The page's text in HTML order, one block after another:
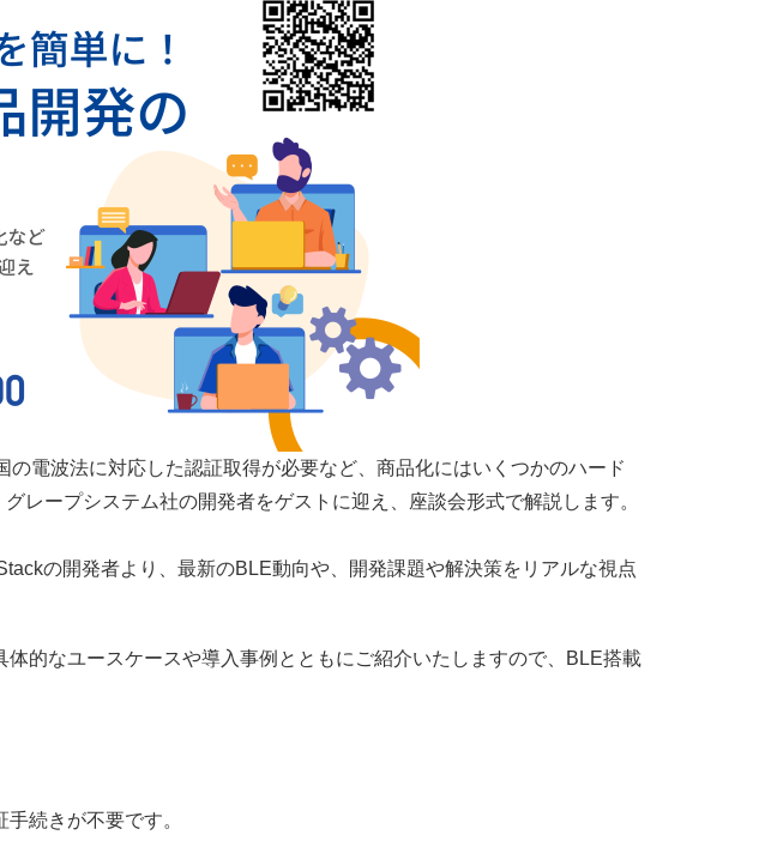
電波法に対応した認証取得が必要など、商品化にはいくつかのハード
レープシステム社の開発者をゲストに迎え、座談会形式で解説します。
の開発者より、最新のBLE動向や、開発課題や解決策をリアルな視点
的なユースケースや導入事例とともにご紹介いたしますので、BLE搭載
続きが不要です。